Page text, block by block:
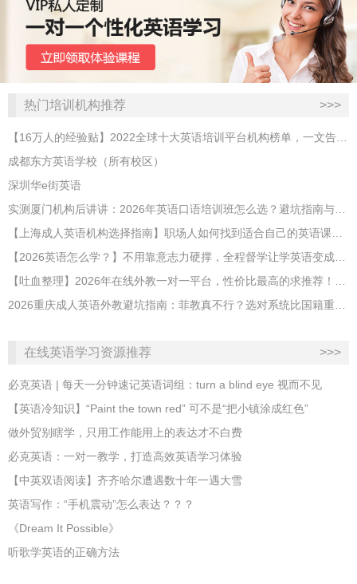
热门培训机构推荐 >>>
【16万人的经验贴】2022全球十大英语培训平台机构榜单，一文告诉你
成都东方英语学校（所有校区）
深圳华e街英语
实测厦门机构后讲讲：2026年英语口语培训班怎么选？避坑指南与高效学习新范式
【上海成人英语机构选择指南】职场人如何找到适合自己的英语课程？
【2026英语怎么学？】不用靠意志力硬撑，全程督学让学英语变成日常习惯
【吐血整理】2026年在线外教一对一平台，性价比最高的求推荐！哪家效果好？
2026重庆成人英语外教避坑指南：菲教真不行？选对系统比国籍重要100倍！
在线英语学习资源推荐 >>>
必克英语 | 每天一分钟速记英语词组：turn a blind eye 视而不见
​【英语冷知识】“Paint the town red” 可不是“把小镇涂成红色”
做外贸别瞎学，只用工作能用上的表达才不白费
必克英语：一对一教学，打造高效英语学习体验
【中英双语阅读】齐齐哈尔遭遇数十年一遇大雪
英语写作：“手机震动”怎么表达？？？
《Dream It Possible》
听歌学英语的正确方法